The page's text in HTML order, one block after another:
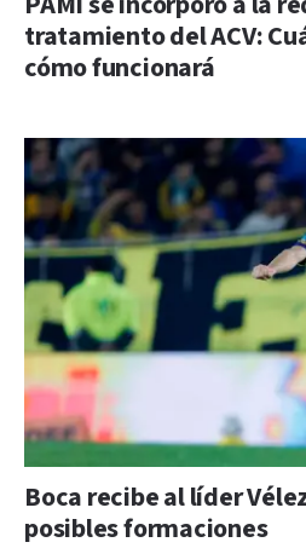
tratamiento del ACV:
cómo funcionará
Boca recibe al líder
posibles formaciones